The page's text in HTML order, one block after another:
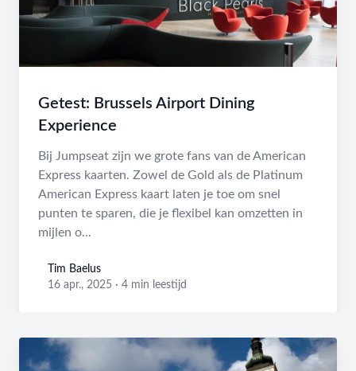
Getest: Brussels Airport Dining
Experience
Bij Jumpseat zijn we grote fans van de American
Express kaarten. Zowel de Gold als de Platinum
American Express kaart laten je toe om snel
punten te sparen, die je flexibel kan omzetten in
mijlen o...
Tim Baelus
Tim Baelus
16 apr., 2025 · 4 min leestijd